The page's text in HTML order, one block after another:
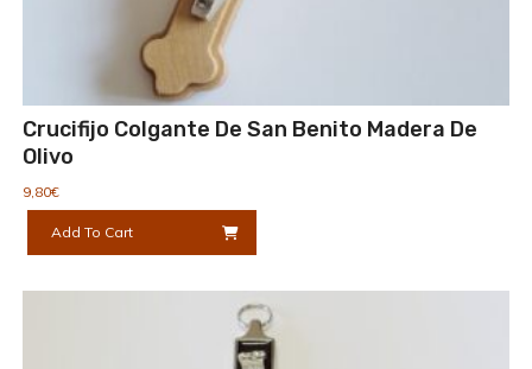
Crucifijo Colgante De San Benito Madera De
Olivo
9,80€
Add To Cart